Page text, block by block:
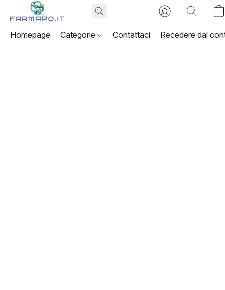
Homepage Categorie Contattaci Recedere dal